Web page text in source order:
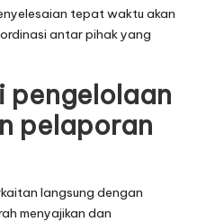
tepat waktu akan
antar pihak yang
pengelolaan
pelaporan
langsung dengan
menyajikan dan